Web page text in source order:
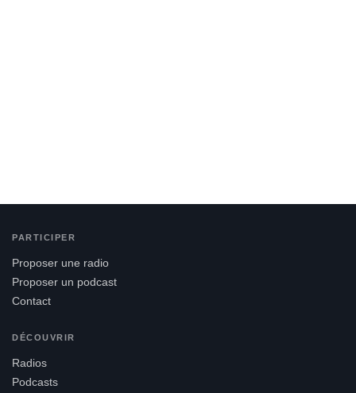
PARTICIPER
Proposer une radio
Proposer un podcast
Contact
DÉCOUVRIR
Radios
Podcasts